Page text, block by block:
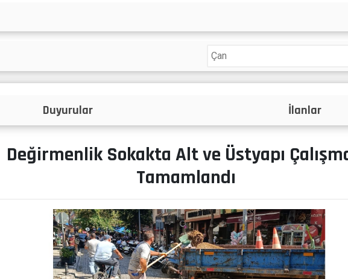
İlanlar Projeler
Değirmenlik Sokakta Alt ve Üstyapı
Tamamlandı